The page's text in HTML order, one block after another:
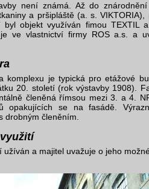
není známá. Až do
a pršipláště (a. s.
objekt využíván fimou TEXTIL
ve vlastnictví firmy ROS a.s. a
komplexu je typická pro etážové
20. století (rok výstavby 1908).
členěná římsou mezi 3. a 4.
opakujících se na fasádě.
drobným členěním.
užíván a majitel uvažuje o jeho